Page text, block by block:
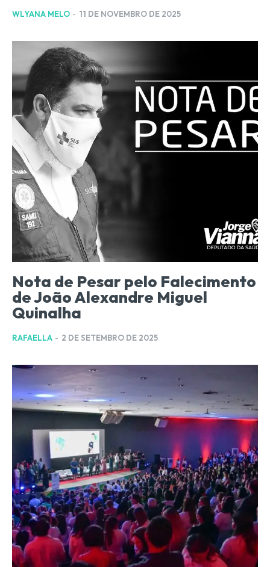
WLYANA MELO - 11 DE NOVEMBRO DE 2025
Nota de Pesar pelo Falecimento
de João Alexandre Miguel
Quinalha
RAFAELLA - 2 DE SETEMBRO DE 2025